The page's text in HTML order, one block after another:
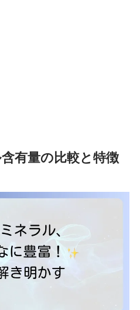
有量の比較と特徴